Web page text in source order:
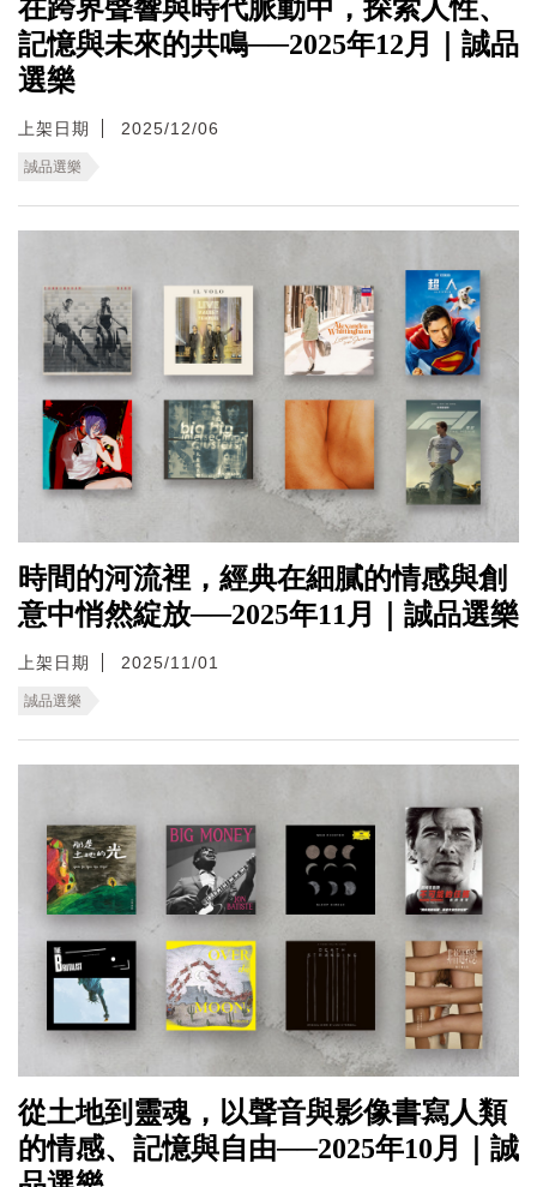
在跨界聲響與時代脈動中，探索人性、
記憶與未來的共鳴──2025年12月｜誠品
選樂
上架日期 2025/12/06
誠品選樂
時間的河流裡，經典在細膩的情感與創
意中悄然綻放──2025年11月｜誠品選樂
上架日期 2025/11/01
誠品選樂
從土地到靈魂，以聲音與影像書寫人類
的情感、記憶與自由──2025年10月｜誠